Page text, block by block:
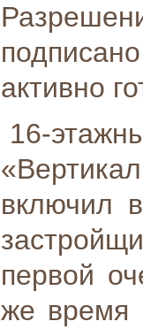
активно
16-
включил
первой
же время